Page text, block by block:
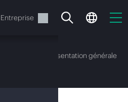
Entreprise
Présentation générale